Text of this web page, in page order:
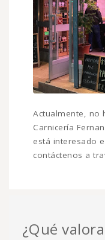
Actualmente, no
Carnicería
está interesado
contáctenos a
¿Qué